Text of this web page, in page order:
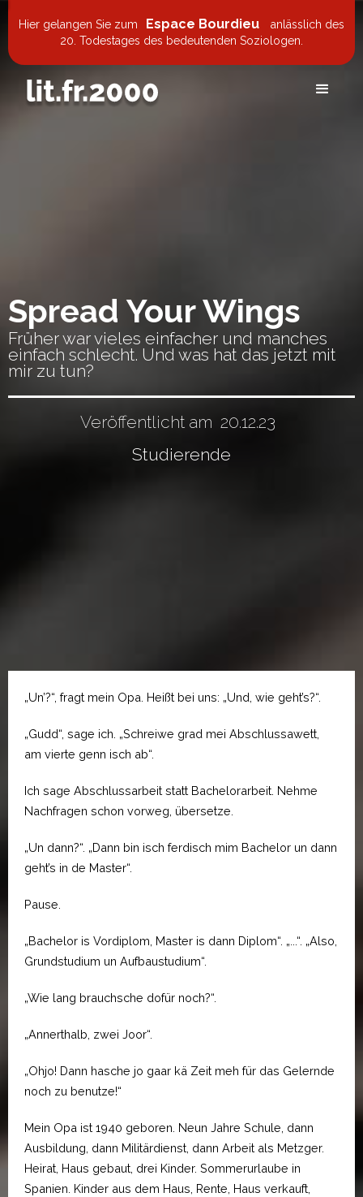
Hier gelangen Sie zum Espace Bourdieu
anlässlich des
20. Todestages des bedeutenden Soziologen.
Spread Your Wings
Früher war vieles einfacher und manches
einfach schlecht. Und was hat das jetzt mit
mir zu tun?
Veröffentlicht am 20.12.23
Studierende
„Un’?“, fragt mein Opa. Heißt bei uns: „Und, wie geht’s?“.
„Gudd“, sage ich. „Schreiwe grad mei Abschlussawett,
am vierte genn isch ab“.
Ich sage Abschlussarbeit statt Bachelorarbeit. Nehme
Nachfragen schon vorweg, übersetze.
„Un dann?“. „Dann bin isch ferdisch mim Bachelor un dann
geht’s in de Master“.
Pause.
„Bachelor is Vordiplom, Master is dann Diplom“. „...“. „Also,
Grundstudium un Aufbaustudium“.
„Wie lang brauchsche dofür noch?“.
„Annerthalb, zwei Joor“.
„Ohjo! Dann hasche jo gaar kä Zeit meh für das Gelernde
noch zu benutze!“
Mein Opa ist 1940 geboren. Neun Jahre Schule, dann
Ausbildung, dann Militärdienst, dann Arbeit als Metzger.
Heirat, Haus gebaut, drei Kinder. Sommerurlaube in
Spanien. Kinder aus dem Haus, Rente, Haus verkauft,